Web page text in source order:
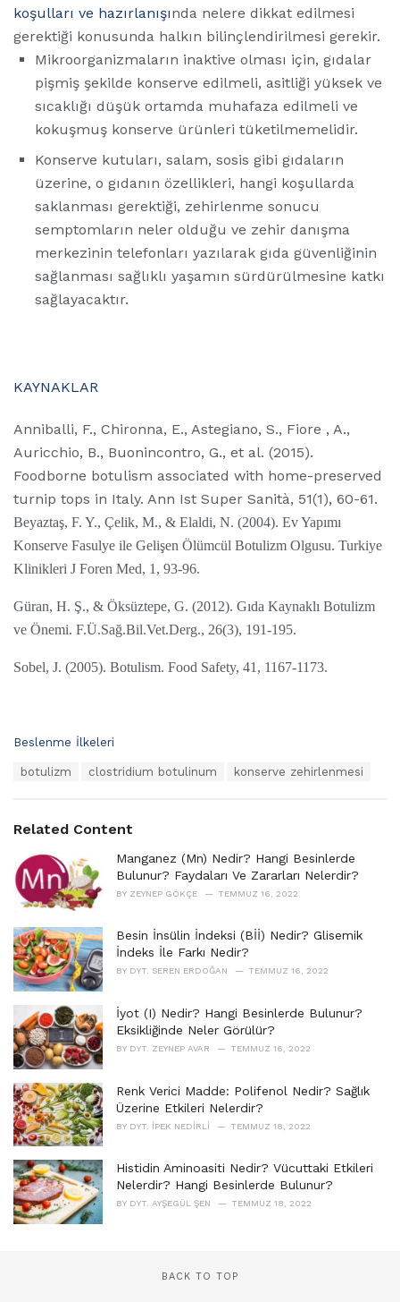
koşulları ve hazırlanışında nelere dikkat edilmesi
gerektiği konusunda halkın bilinçlendirilmesi gerekir.
Mikroorganizmaların inaktive olması için, gıdalar
pişmiş şekilde konserve edilmeli, asitliği yüksek ve
sıcaklığı düşük ortamda muhafaza edilmeli ve
kokuşmuş konserve ürünleri tüketilmemelidir.
Konserve kutuları, salam, sosis gibi gıdaların
üzerine, o gıdanın özellikleri, hangi koşullarda
saklanması gerektiği, zehirlenme sonucu
semptomların neler olduğu ve zehir danışma
merkezinin telefonları yazılarak gıda güvenliğinin
sağlanması sağlıklı yaşamın sürdürülmesine katkı
sağlayacaktır.
KAYNAKLAR
Anniballi, F., Chironna, E., Astegiano, S., Fiore , A.,
Auricchio, B., Buonincontro, G., et al. (2015).
Foodborne botulism associated with home-preserved
turnip tops in Italy. Ann Ist Super Sanità, 51(1), 60-61.
Beyaztaş, F. Y., Çelik, M., & Elaldi, N. (2004). Ev Yapımı
Konserve Fasulye ile Gelişen Ölümcül Botulizm Olgusu. Turkiye
Klinikleri J Foren Med, 1, 93-96.
Güran, H. Ş., & Öksüztepe, G. (2012). Gıda Kaynaklı Botulizm
ve Önemi. F.Ü.Sağ.Bil.Vet.Derg., 26(3), 191-195.
Sobel, J. (2005). Botulism. Food Safety, 41, 1167-1173.
C
r
e
s
Beslenme İlkeleri
:
botulizm clostridium botulinum konserve zehirlenmesi
Related Content
Manganez (Mn) Nedir? Hangi Besinlerde
Bulunur? Faydaları Ve Zararları Nelerdir?
BY ZEYNEP GÖKÇE TEMMUZ 16, 2022
Besin İnsülin İndeksi (Bİİ) Nedir? Glisemik
İndeks İle Farkı Nedir?
BY DYT. SEREN ERDOĞAN TEMMUZ 16, 2022
İyot (I) Nedir? Hangi Besinlerde Bulunur?
Eksikliğinde Neler Görülür?
BY DYT. ZEYNEP AVAR TEMMUZ 16, 2022
Renk Verici Madde: Polifenol Nedir? Sağlık
Üzerine Etkileri Nelerdir?
BY DYT. İPEK NEDIRLI TEMMUZ 18, 2022
Histidin Aminoasiti Nedir? Vücuttaki Etkileri
Nelerdir? Hangi Besinlerde Bulunur?
BY DYT. AYŞEGÜL ŞEN TEMMUZ 18, 2022
BACK TO TOP